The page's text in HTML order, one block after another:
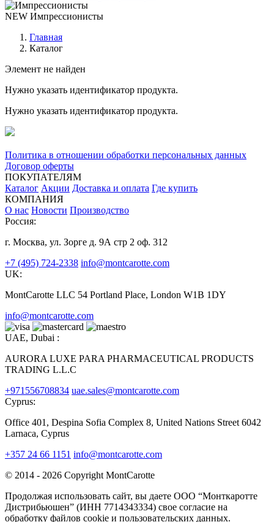
NEW Импрессионисты
Главная
Каталог
Элемент не найден
Нужно указать идентификатор продукта.
Нужно указать идентификатор продукта.
Политика в отношении обработки персональных данных
Договор оферты
ПОКУПАТЕЛЯМ
Каталог Акции Доставка и оплата Где купить
КОМПАНИЯ
О нас Новости Производство
Россия:
г. Москва, ул. Зорге д. 9А стр 2 оф. 312
+7 (495) 724-2338 info@montcarotte.com
UK:
MontCarotte LLC 54 Portland Place, London W1B 1DY
info@montcarotte.com
UAE, Dubai :
AURORA LUXE PARA PHARMACEUTICAL PRODUCTS
TRADING L.L.C
+971556708834 uae.sales@montcarotte.com
Cyprus:
Office 401, Despina Sofia Complex 8, United Nations Street 6042
Larnaca, Cyprus
+357 24 66 1151 info@montcarotte.com
© 2014 - 2026 Copyright MontCarotte
Продолжая использовать сайт, вы даете ООО “Монткаротте
Дистрибьюшен” (ИНН 7714343334) свое согласие на
обработку файлов cookie и пользовательских данных.